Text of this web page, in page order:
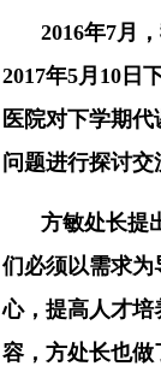
2016年7月
2017年5月 10日
医院对下学期代
问题进行探讨交
方敏处长提
们必须以需求
心，提高人才培
容，方处长也做